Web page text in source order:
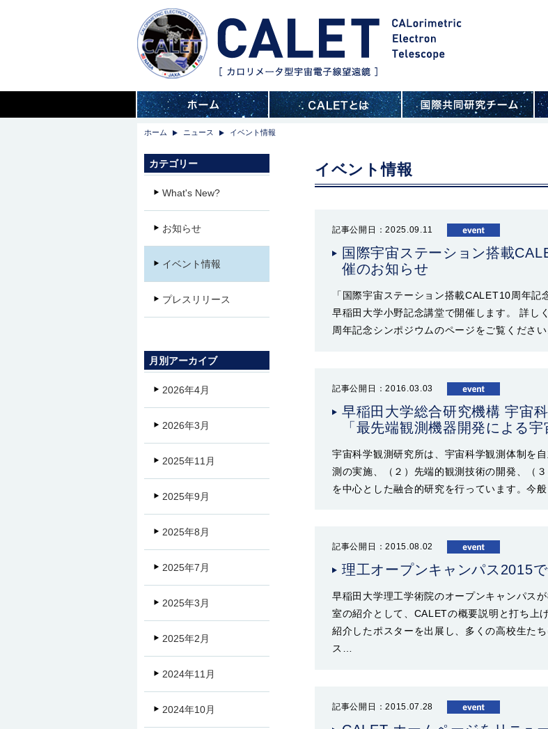
ホーム ニュース イベント情報
イベント情報
記事公開日：2025.09.11
国際宇宙ステーション搭載
催のお知らせ
「国際宇宙ステーション搭載CALET10周年
早稲田大学小野記念講堂で開催します。 詳し
周年記念シンポジウムのページをご覧ください
記事公開日：2016.03.03
早稲田大学総合研究機構 宇宙
「最先端観測機器開発による
宇宙科学観測研究所は、宇宙科学観測体制を
測の実施、（２）先端的観測技術の開発、（
を中心とした融合的研究を行っています。今
記事公開日：2015.08.02
理工オープンキャンパス2015
早稲田大学理工学術院のオープンキャンパス
室の紹介として、CALETの概要説明と打ち上
紹介したポスターを出展し、多くの高校生た
ス…
記事公開日：2015.07.28
カテゴリー
What's New?
お知らせ
イベント情報
プレスリリース
月別アーカイブ
2026年4月
2026年3月
2025年11月
2025年9月
2025年8月
2025年7月
2025年3月
2025年2月
2024年11月
2024年10月